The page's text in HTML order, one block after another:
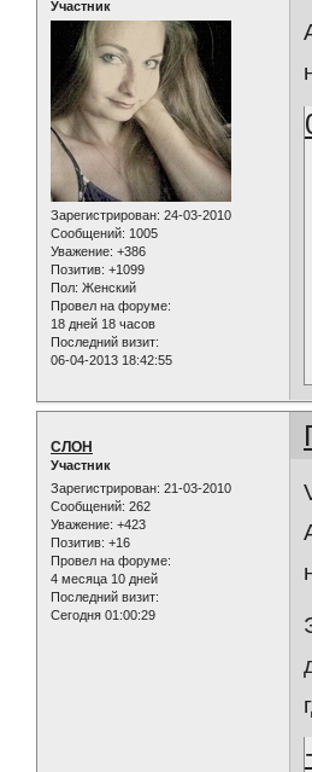
Участник
Зарегистрирован: 24-03-2010
Сообщений: 1005
Уважение: +386
Позитив: +1099
Пол: Женский
Провел на форуме:
18 дней 18 часов
Последний визит:
06-04-2013 18:42:55
СЛОН
Участник
Зарегистрирован: 21-03-2010
Сообщений: 262
Уважение: +423
Позитив: +16
Провел на форуме:
4 месяца 10 дней
Последний визит:
Сегодня 01:00:29